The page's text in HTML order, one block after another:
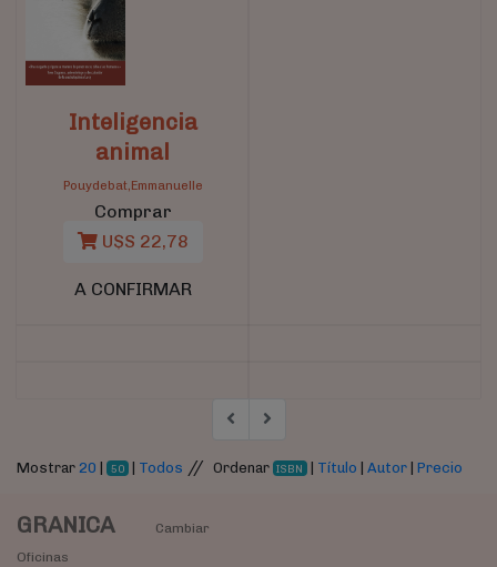
Inteligencia
animal
Pouydebat,Emmanuelle
Comprar
U$S 22,78
A CONFIRMAR
Mostrar 20 | 50 | Todos // Ordenar ISBN | Título |Autor |Precio
GRANICA
Cambiar
Oficinas